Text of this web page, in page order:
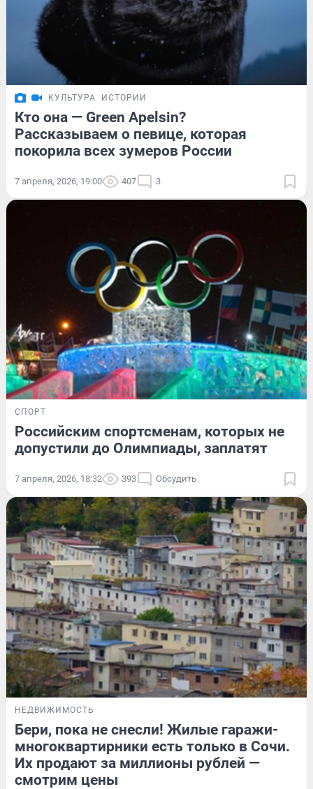
КУЛЬТУРА ИСТОРИИ
Кто она — Green Apelsin?
Рассказываем о певице, которая
покорила всех зумеров России
7 апреля, 2026, 19:00 407 3
СПОРТ
Российским спортсменам, которых не
допустили до Олимпиады, заплатят
7 апреля, 2026, 18:32 393 Обсудить
НЕДВИЖИМОСТЬ
Бери, пока не снесли! Жилые гаражи-
многоквартирники есть только в Сочи.
Их продают за миллионы рублей —
смотрим цены